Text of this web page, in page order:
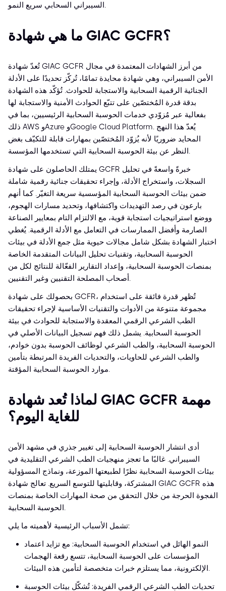
السيبراني السحابي سريع النمو.
ما هي شهادة GIAC GCFR؟
تُعدّ شهادة GIAC GCFR من أبرز الشهادات المعتمدة في مجال
الأمن السيبراني، وهي شهادة محايدة تمامًا، تُركّز تحديدًا على الأدلة
الجنائية الرقمية السحابية والاستجابة للحوادث. تُؤكّد هذه الشهادة
بدقة قدرة المُختصّين على تتبّع الحوادث الأمنية والاستجابة لها
بفعالية عبر مُزوّدي خدمات الحوسبة السحابية الرئيسيين، بما في
ذلك AWS وAzure وGoogle Cloud Platform. يُعدّ هذا النهج
المحايد ضروريًا لأنه يُزوّد المُختصّين بمهارات قابلة للتكيّف بغض
النظر عن بيئة الحوسبة السحابية التي تستخدمها المؤسسة.
يمتلك الحاصلون على شهادة GCFR خبرةً واسعةً في تحليل
السجلات، واستخراج الأدلة، وإجراء تحقيقات جنائية رقمية شاملة
ضمن بيئات الحوسبة السحابية المؤسسية سريعة التغيّر. كما أنهم
بارعون في رصد التهديدات واكتشافها، وتحديد مسارات الهجوم،
ووضع استراتيجيات استجابة قوية، مع الالتزام التام بمعايير الصناعة
الصارمة وأفضل الممارسات في التعامل مع الأدلة الرقمية. يُغطي
اختبار الشهادة بشكل شامل مجالات حيوية مثل جمع الأدلة في بيئات
الحوسبة السحابية، وتقنيات تحليل البيانات المتقدمة الخاصة
بمنصات الحوسبة السحابية، وإعداد التقارير الفعّالة للنتائج لكل من
أصحاب المصلحة التقنيين وغير التقنيين.
بحصولك على شهادة GCFR، تُظهر قدرة فائقة على استخدام
مجموعة متنوعة من الأدوات والتقنيات الأساسية لإجراء تحقيقات
الطب الشرعي الرقمي المعقدة والاستجابة للحوادث في بيئة
الحوسبة السحابية. يشمل ذلك فهم تسجيل البيانات الأصلي في
الحوسبة السحابية، والطب الشرعي لوظائف الحوسبة بدون خوادم،
والطب الشرعي للحاويات، والتحديات الفريدة المرتبطة بتأمين
موارد الحوسبة السحابية المؤقتة.
لماذا تُعد شهادة GIAC GCFR مهمة
للغاية اليوم؟
أدى انتشار الحوسبة السحابية إلى تغيير جذري في مشهد الأمن
السيبراني. غالبًا ما تعجز منهجيات الطب الشرعي التقليدية في
بيئات الحوسبة السحابية نظرًا لطبيعتها الموزعة، ونماذج المسؤولية
المشتركة، وقابليتها للتوسع السريع. تعالج شهادة GIAC GCFR هذه
الفجوة الحرجة من خلال التحقق من صحة المهارات الخاصة بمنصات
الحوسبة السحابية.
تشمل الأسباب الرئيسية لأهميته ما يلي:
النمو الهائل في استخدام الحوسبة السحابية: مع تزايد اعتماد
المؤسسات على الحوسبة السحابية، تتسع رقعة الهجمات
الإلكترونية، مما يستلزم خبرات متخصصة لتأمين هذه البيئات.
تحديات الطب الشرعي الرقمي الفريدة: تُشكّل بيئات الحوسبة